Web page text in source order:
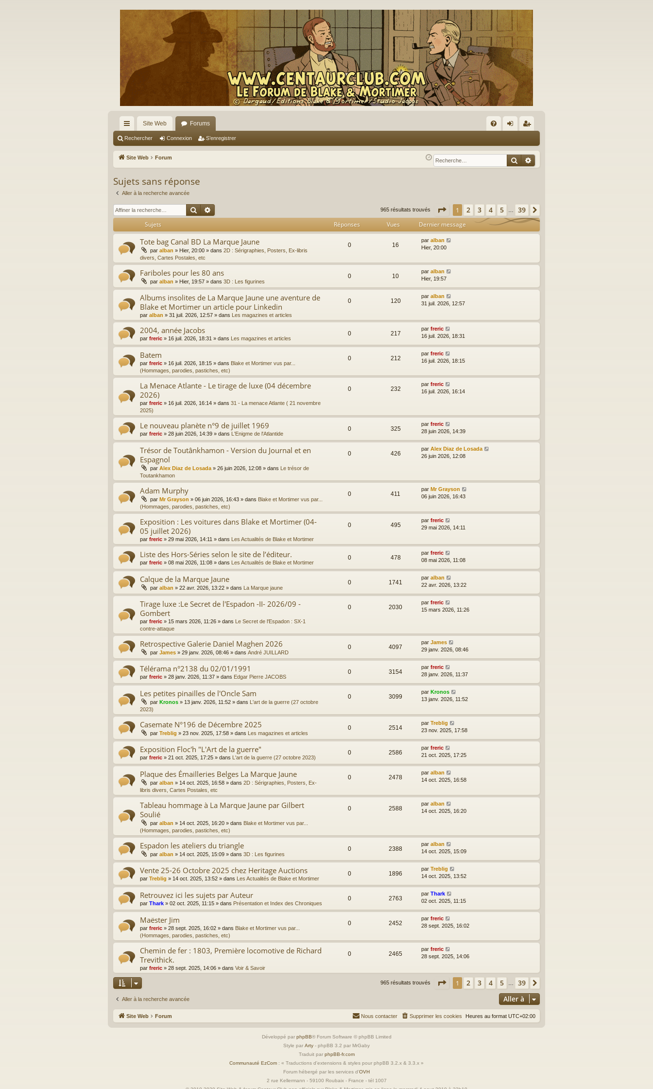
cc
ès
ra
pi
de
Site Web Forums
Q ne
xi
nr
eg
Rechercher Connexion S’enregistrer
Site Web Forum Rechercher
Recherche avancée
Sujets sans réponse
Aller à la recherche avancée
Rechercher 965 résultats trouvés Page 1sur 39
1 2 3 4 5 … 39
Sujets Réponses Vues Dernier message
Tote bag Canal BD La Marque Jaune
par alban » Hier, 20:00 » dans 2D : Sérigraphies, Posters, Ex-libris
divers, Cartes Postales, etc
0 16
par alban
Hier, 20:00
Fariboles pour les 80 ans
par alban » Hier, 19:57 » dans 3D : Les figurines
0 10
par alban
Hier, 19:57
Albums insolites de La Marque Jaune une aventure de
Blake et Mortimer un article pour Linkedin
par alban » 31 juil. 2026, 12:57 » dans Les magazines et articles
0 120
par alban
31 juil. 2026, 12:57
2004, année Jacobs
par freric » 16 juil. 2026, 18:31 » dans Les magazines et articles
0 217
par freric
16 juil. 2026, 18:31
Batem
par freric » 16 juil. 2026, 18:15 » dans Blake et Mortimer vus par...
(Hommages, parodies, pastiches, etc)
0 212
par freric
16 juil. 2026, 18:15
La Menace Atlante - Le tirage de luxe (04 décembre
2026)
par freric » 16 juil. 2026, 16:14 » dans 31 - La menace Atlante ( 21 novembre
2025)
0 232
par freric
16 juil. 2026, 16:14
Le nouveau planète n°9 de juillet 1969
par freric » 28 juin 2026, 14:39 » dans L'Enigme de l'Atlantide
0 325
par freric
28 juin 2026, 14:39
Trésor de Toutânkhamon - Version du Journal et en
Espagnol
par Alex Diaz de Losada» 26 juin 2026, 12:08 » dans Le trésor de
Toutankhamon
0 426
par Alex Diaz de Losada
26 juin 2026, 12:08
Adam Murphy
par Mr Grayson » 06 juin 2026, 16:43 » dans Blake et Mortimer vus par...
(Hommages, parodies, pastiches, etc)
0 411
par Mr Grayson
06 juin 2026, 16:43
Exposition : Les voitures dans Blake et Mortimer (04-
05 juillet 2026)
par freric » 29 mai 2026, 14:11 » dans Les Actualités de Blake et Mortimer
0 495
par freric
29 mai 2026, 14:11
Liste des Hors-Séries selon le site de l’éditeur.
par freric » 08 mai 2026, 11:08 » dans Les Actualités de Blake et Mortimer
0 478
par freric
08 mai 2026, 11:08
Calque de la Marque Jaune
par alban » 22 avr. 2026, 13:22 » dans La Marque jaune
0 1741
par alban
22 avr. 2026, 13:22
Tirage luxe :Le Secret de l'Espadon -II- 2026/09 -
Gombert
par freric » 15 mars 2026, 11:26 » dans Le Secret de l'Espadon : SX-1
contre-attaque
0 2030
par freric
15 mars 2026, 11:26
Retrospective Galerie Daniel Maghen 2026
par James » 29 janv. 2026, 08:46 » dans André JUILLARD
0 4097
par James
29 janv. 2026, 08:46
Télérama n°2138 du 02/01/1991
par freric » 28 janv. 2026, 11:37 » dans Edgar Pierre JACOBS
0 3154
par freric
28 janv. 2026, 11:37
Les petites pinailles de l'Oncle Sam
par Kronos » 13 janv. 2026, 11:52 » dans L'art de la guerre (27 octobre
2023)
0 3099
par Kronos
13 janv. 2026, 11:52
Casemate N°196 de Décembre 2025
par Treblig » 23 nov. 2025, 17:58 » dans Les magazines et articles
0 2514
par Treblig
23 nov. 2025, 17:58
Exposition Floc'h "L'Art de la guerre"
par freric » 21 oct. 2025, 17:25 » dans L'art de la guerre (27 octobre 2023)
0 2586
par freric
21 oct. 2025, 17:25
Plaque des Émailleries Belges La Marque Jaune
par alban » 14 oct. 2025, 16:58 » dans 2D : Sérigraphies, Posters, Ex-
libris divers, Cartes Postales, etc
0 2478
par alban
14 oct. 2025, 16:58
Tableau hommage à La Marque Jaune par Gilbert
Soulié
par alban » 14 oct. 2025, 16:20 » dans Blake et Mortimer vus par...
(Hommages, parodies, pastiches, etc)
0 2588
par alban
14 oct. 2025, 16:20
Espadon les ateliers du triangle
par alban » 14 oct. 2025, 15:09 » dans 3D : Les figurines
0 2388
par alban
14 oct. 2025, 15:09
Vente 25-26 Octobre 2025 chez Heritage Auctions
par Treblig » 14 oct. 2025, 13:52 » dans Les Actualités de Blake et Mortimer
0 1896
par Treblig
14 oct. 2025, 13:52
Retrouvez ici les sujets par Auteur
par Thark » 02 oct. 2025, 11:15 » dans Présentation et Index des Chroniques
0 2763
par Thark
02 oct. 2025, 11:15
Maëster Jim
par freric » 28 sept. 2025, 16:02 » dans Blake et Mortimer vus par...
(Hommages, parodies, pastiches, etc)
0 2452
par freric
28 sept. 2025, 16:02
Chemin de fer : 1803, Première locomotive de Richard
Trevithick.
par freric » 28 sept. 2025, 14:06 » dans Voir & Savoir
0 2465
par freric
28 sept. 2025, 14:06
965 résultats trouvés Page 1sur 39
1 2 3 4 5 … 39
Aller à la recherche avancée Aller à
Site Web Forum Heures au format UTC+02:00
Supprimer les cookies
Nous contacter
Développé par phpBB® Forum Software © phpBB Limited
Style par Arty - phpBB 3.2 par MrGaby
Traduit par phpBB-fr.com
Communauté EzCom : « Traductions d'extensions & styles pour phpBB 3.2.x & 3.3.x »
Forum hébergé par les services d’OVH
2 rue Kellermann - 59100 Roubaix - France - tél 1007